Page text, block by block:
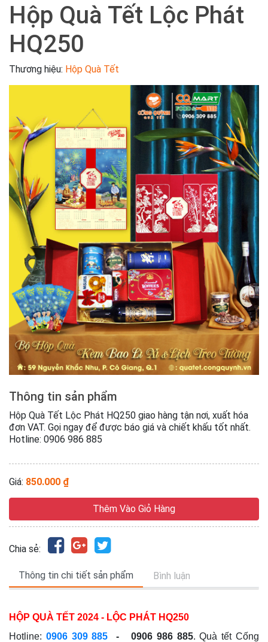
Hộp Quà Tết Lộc Phát
HQ250
Thương hiệu: Hộp Quà Tết
Thông tin sản phẩm
Hộp Quà Tết Lộc Phát HQ250 giao hàng tận nơi, xuất hóa
đơn VAT. Gọi ngay để được báo giá và chiết khấu tốt nhất.
Hotline: 0906 986 885
Giá: 850.000 ₫
Thêm Vào Giỏ Hàng
Chia sẻ:
Thông tin chi tiết sản phẩm Bình luận
HỘP QUÀ TẾT 2024 - LỘC PHÁT HQ250
Hotline: 0906 309 885 - 0906 986 885. Quà tết Cống